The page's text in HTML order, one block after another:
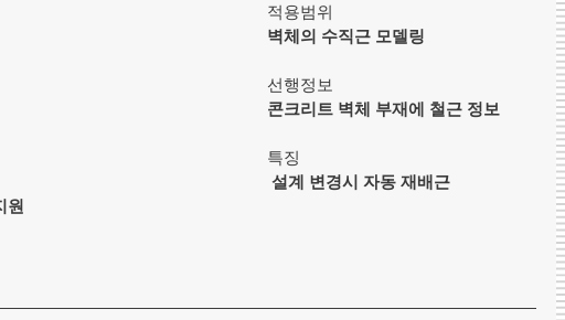
적용범위
벽체의 수직근 모델링
선행정보
콘크리트 벽체 부재에 철근 정보
특징
설계 변경시 자동 재배근
원